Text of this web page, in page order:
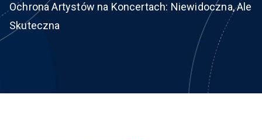
Ochrona Artystów na Koncertach: Niewidoczna, Ale
Skuteczna